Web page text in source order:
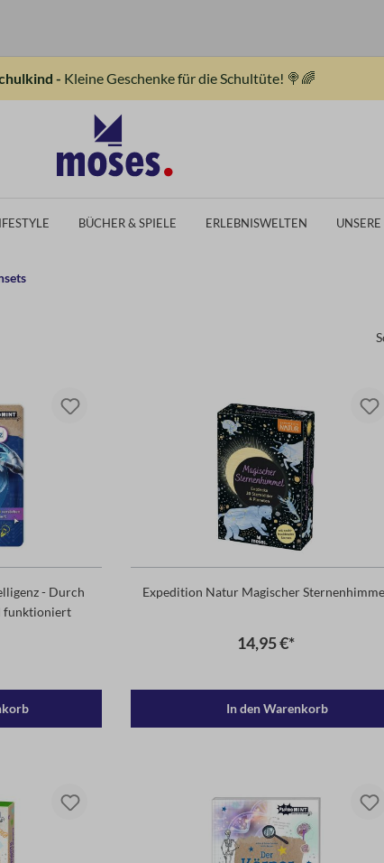
- Kleine Geschenke für die Schultüte! 🍭🌈
BÜCHER & SPIELE ERLEBNISWELTEN
- Durch
funktioniert
Expedition Natur Magischer
14,95 €*
In den Warenkorb